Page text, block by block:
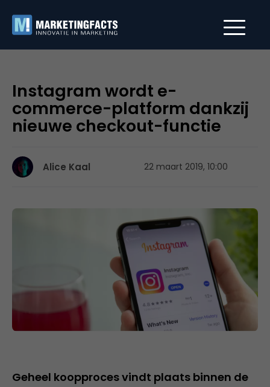
Instagram wordt e-
commerce-platform dankzij
nieuwe checkout-functie
Alice Kaal 22 maart 2019, 10:00
Geheel koopproces vindt plaats binnen de